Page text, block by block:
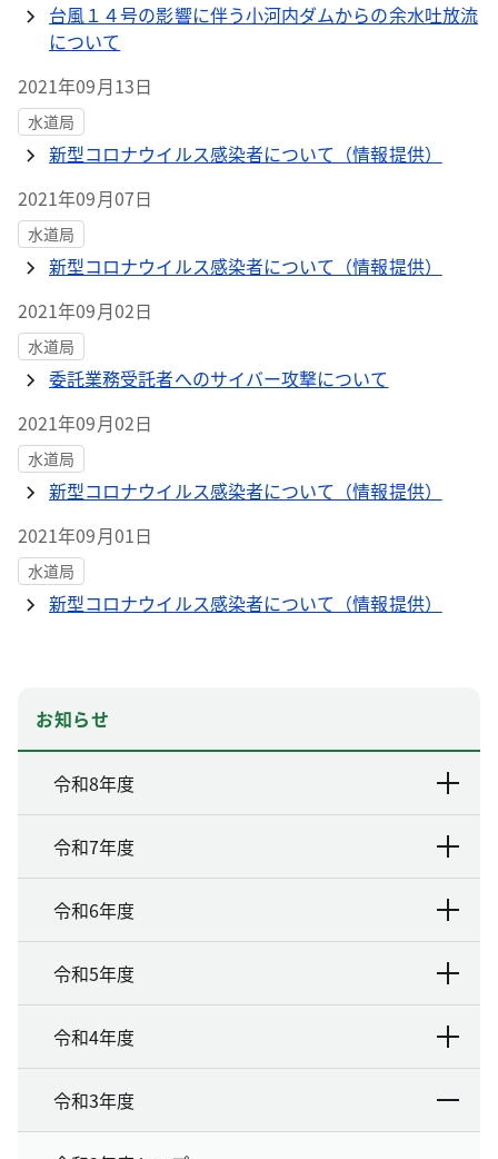
台風１４号の影響に伴う小河内ダムからの余水吐放流
について
2021年09月13日
水道局
新型コロナウイルス感染者について（情報提供）
2021年09月07日
水道局
新型コロナウイルス感染者について（情報提供）
2021年09月02日
水道局
委託業務受託者へのサイバー攻撃について
2021年09月02日
水道局
新型コロナウイルス感染者について（情報提供）
2021年09月01日
水道局
新型コロナウイルス感染者について（情報提供）
お知らせ
令和8年度
令和7年度
令和6年度
令和5年度
令和4年度
令和3年度